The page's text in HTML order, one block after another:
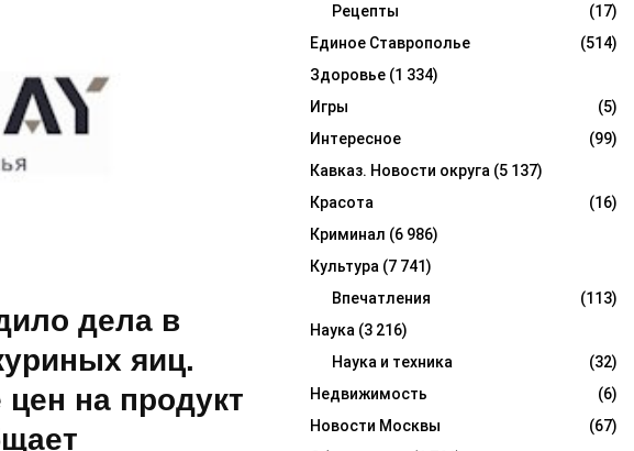
дела в
яиц.
на продукт
Рецепты
(17)
Единое Ставрополье
(514)
Здоровье (1 334)
Игры
(5)
Интересное
(99)
Кавказ. Новости округа (5 137)
Красота
(16)
Криминал (6 986)
Культура (7 741)
Впечатления
(113)
Наука (3 216)
Наука и техника
(32)
Недвижимость
(6)
Новости Москвы
(67)